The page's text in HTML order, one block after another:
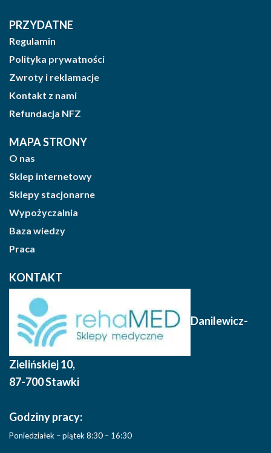
PRZYDATNE
Regulamin
Polityka prywatności
Zwroty i reklamacje
Kontakt z nami
Refundacja NFZ
MAPA STRONY
O nas
Sklep internetowy
Sklepy stacjonarne
Wypożyczalnia
Baza wiedzy
Praca
KONTAKT
Danilewicz-
Zielińskiej 10,
87-700 Stawki
Godziny pracy:
Poniedziałek – piątek 8:30 – 16:30